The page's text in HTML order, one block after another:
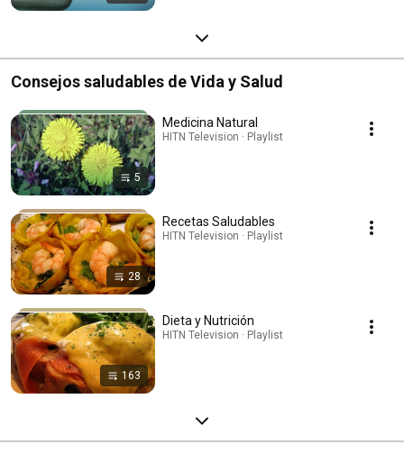
Consejos saludables de Vida y Salud
5
Medicina Natural
HITN Television · Playlist
28
Recetas Saludables
HITN Television · Playlist
163
Dieta y Nutrición
HITN Television · Playlist